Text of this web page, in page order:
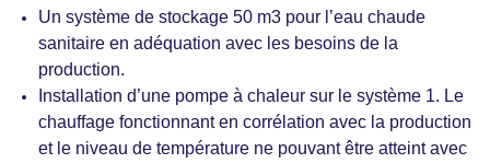
Un système de stockage 50 m3 pour l’eau chaude
sanitaire en adéquation avec les besoins de la
production.
Installation d’une pompe à chaleur sur le système 1. Le
chauffage fonctionnant en corrélation avec la production
et le niveau de température ne pouvant être atteint avec